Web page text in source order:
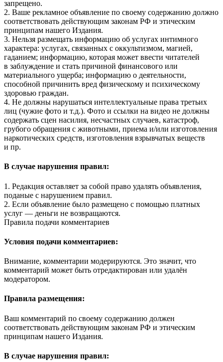
запрещено.
2. Ваше рекламное объявление по своему содержанию должно
соответствовать действующим законам РФ и этическим
принципам нашего Издания.
3. Нельзя размещать информацию об услугах интимного
характера: услугах, связанных с оккультизмом, магией,
гаданием; информацию, которая может ввести читателей
в заблуждение и стать причиной финансового или
материального ущерба; информацию о деятельности,
способной причинить вред физическому и психическому
здоровью граждан.
4. Не должны нарушаться интеллектуальные права третьих
лиц (чужие фото и т.д.). Фото и ссылки на видео не должны
содержать сцен насилия, несчастных случаев, катастроф,
грубого обращения с животными, приема и/или изготовления
наркотических средств, изготовления взрывчатых веществ
и пр.
В случае нарушения правил:
1. Редакция оставляет за собой право удалять объявления,
поданые с нарушением правил.
2. Если объявление было размещено с помощью платных
услуг — деньги не возвращаются.
Правила подачи комментариев
Условия подачи комментариев:
Внимание, комментарии модерируются. Это значит, что
комментарий может быть отредактирован или удалён
модератором.
Правила размещения:
Ваш комментарий по своему содержанию должен
соответствовать действующим законам РФ и этическим
принципам нашего Издания.
В случае нарушения правил: